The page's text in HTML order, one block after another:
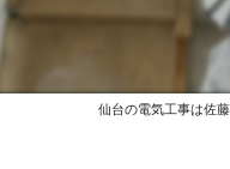
仙台の電気工事は佐